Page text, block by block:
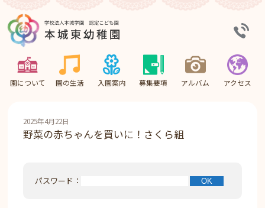
園について 園の生活 入園案内 募集要項 アルバム アクセス
2025年4月22日
野菜の赤ちゃんを買いに！さくら組
パスワード：